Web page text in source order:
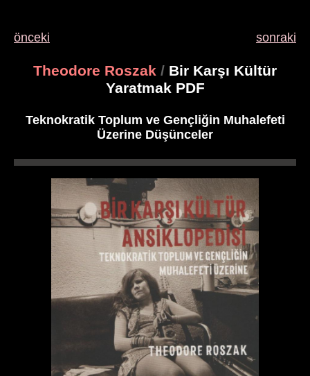
önceki sonraki
Theodore Roszak / Bir Karşı Kültür
Yaratmak PDF
Teknokratik Toplum ve Gençliğin Muhalefeti
Üzerine Düşünceler